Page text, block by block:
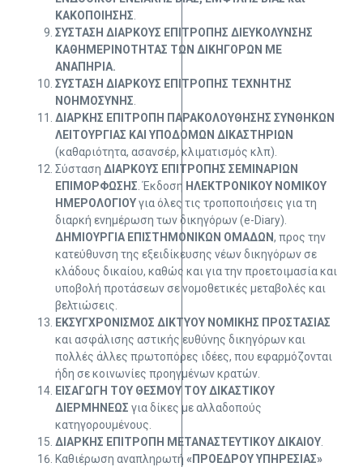
ΚΑΚΟΠΟΙΗΣΗΣ.
ΣΥΣΤΑΣΗ ΔΙΑΡΚΟΥΣ ΕΠΙΤΡΟΠΗΣ ΔΙΕΥΚΟΛΥΝΣΗΣ
ΚΑΘΗΜΕΡΙΝΟΤΗΤΑΣ ΤΩΝ ΔΙΚΗΓΟΡΩΝ ΜΕ
ΑΝΑΠΗΡΙΑ.
ΣΥΣΤΑΣΗ ΔΙΑΡΚΟΥΣ ΕΠΙΤΡΟΠΗΣ ΤΕΧΝΗΤΗΣ
ΝΟΗΜΟΣΥΝΗΣ.
ΔΙΑΡΚΗΣ ΕΠΙΤΡΟΠΗ ΠΑΡΑΚΟΛΟΥΘΗΣΗΣ ΣΥΝΘΗΚΩΝ
ΛΕΙΤΟΥΡΓΙΑΣ ΚΑΙ ΥΠΟΔΟΜΩΝ ΔΙΚΑΣΤΗΡΙΩΝ
(καθαριότητα, ασανσέρ, κλιματισμός κλπ).
Σύσταση ΔΙΑΡΚΟΥΣ ΕΠΙΤΡΟΠΗΣ ΣΕΜΙΝΑΡΙΩΝ
ΕΠΙΜΟΡΦΩΣΗΣ. Έκδοση ΗΛΕΚΤΡΟΝΙΚΟΥ ΝΟΜΙΚΟΥ
ΗΜΕΡΟΛΟΓΙΟΥγια όλες τις τροποποιήσεις για τη
διαρκή ενημέρωση των δικηγόρων (e-Diary).
ΔΗΜΙΟΥΡΓΙΑ ΕΠΙΣΤΗΜΟΝΙΚΩΝ ΟΜΑΔΩΝ, προς την
κατεύθυνση της εξειδίκευσης νέων δικηγόρων σε
κλάδους δικαίου, καθώς και για την προετοιμασία και
υποβολή προτάσεων σε νομοθετικές μεταβολές και
βελτιώσεις.
ΕΚΣΥΓΧΡΟΝΙΣΜΟΣ ΔΙΚΤΥΟΥ ΝΟΜΙΚΗΣ ΠΡΟΣΤΑΣΙΑΣ
και ασφάλισης αστικής ευθύνης δικηγόρων και
πολλές άλλες πρωτοπόρες ιδέες, που εφαρμόζονται
ήδη σε κοινωνίες προηγμένων κρατών.
ΕΙΣΑΓΩΓΗ ΤΟΥ ΘΕΣΜΟΥ ΤΟΥ ΔΙΚΑΣΤΙΚΟΥ
ΔΙΕΡΜΗΝΕΩΣ για δίκες με αλλαδοπούς
κατηγορουμένους.
ΔΙΑΡΚΗΣ ΕΠΙΤΡΟΠΗ ΜΕΤΑΝΑΣΤΕΥΤΙΚΟΥ ΔΙΚΑΙΟΥ.
Καθιέρωση αναπληρωτή «ΠΡΟΕΔΡΟΥ ΥΠΗΡΕΣΙΑΣ»